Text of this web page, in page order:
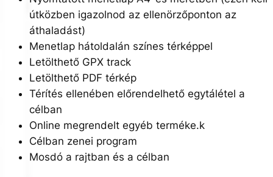
útközben igazolnod az ellenörzőponton az
áthaladást)
Menetlap hátoldalán színes térképpel
Letölthető GPX track
Letölthető PDF térkép
Térítés ellenében előrendelhető egytálétel a
célban
Online megrendelt egyéb terméke.k
Célban zenei program
Mosdó a rajtban és a célban